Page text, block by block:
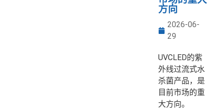
方向
2026-06-
29
UVCLED的紫
外线过流式水
杀菌产品，是
目前市场的重
大方向。